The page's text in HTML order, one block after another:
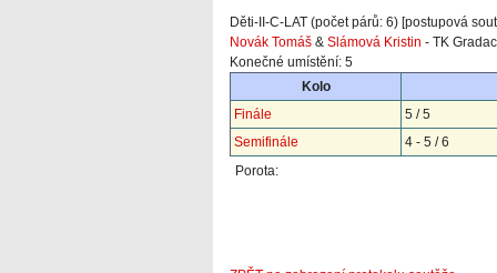
Děti-II-C-LAT (počet párů: 6) [postupová
Novák Tomáš & Slámová Kristin - TK
Konečné umístění: 5
Kolo
Finále
5 / 5
Semifinále
4 - 5 / 6
Porota: